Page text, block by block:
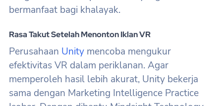
bermanfaat bagi khalayak.
Rasa Takut Setelah Menonton Iklan VR
Perusahaan Unity mencoba mengukur
efektivitas VR dalam periklanan. Agar
memperoleh hasil lebih akurat, Unity bekerja
sama dengan Marketing Intelligence Practice